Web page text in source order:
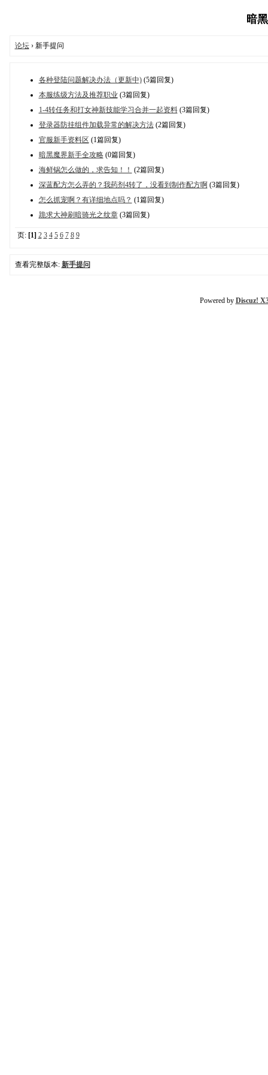
暗
论坛› 新手提问
各种登陆问题解决办法（更新中)(5篇回复)
本服练级方法及推荐职业 (3篇回复)
1-4转任务和打女神新技能学习合并一起资料(3篇回复)
登录器防挂组件加载异常的解决方法(2篇回复)
官服新手资料区 (1篇回复)
暗黑魔界新手全攻略(0篇回复)
海鲜锅怎么做的，求告知！！ (2篇回复)
深蓝配方怎么弄的？我药剂4转了，没看到制作配方啊(3篇回复)
怎么抓宠啊？有详细地点吗？ (1篇回复)
跪求大神刷暗骑光之纹章(3篇回复)
页: [1] 2 3 4 5 6 7 8 9
查看完整版本: 新手提问
Powered by Discuz!